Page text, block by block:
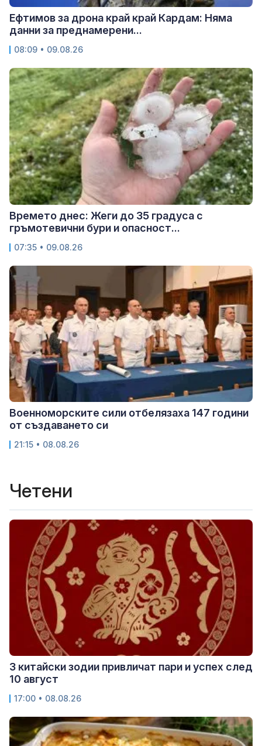
Ефтимов за дрона край край Кардам: Няма
данни за преднамерени...
08:09 • 09.08.26
Времето днес: Жеги до 35 градуса с
гръмотевични бури и опасност...
07:35 • 09.08.26
Военноморските сили отбелязаха 147 години
от създаването си
21:15 • 08.08.26
Четени
3 китайски зодии привличат пари и успех след
10 август
17:00 • 08.08.26